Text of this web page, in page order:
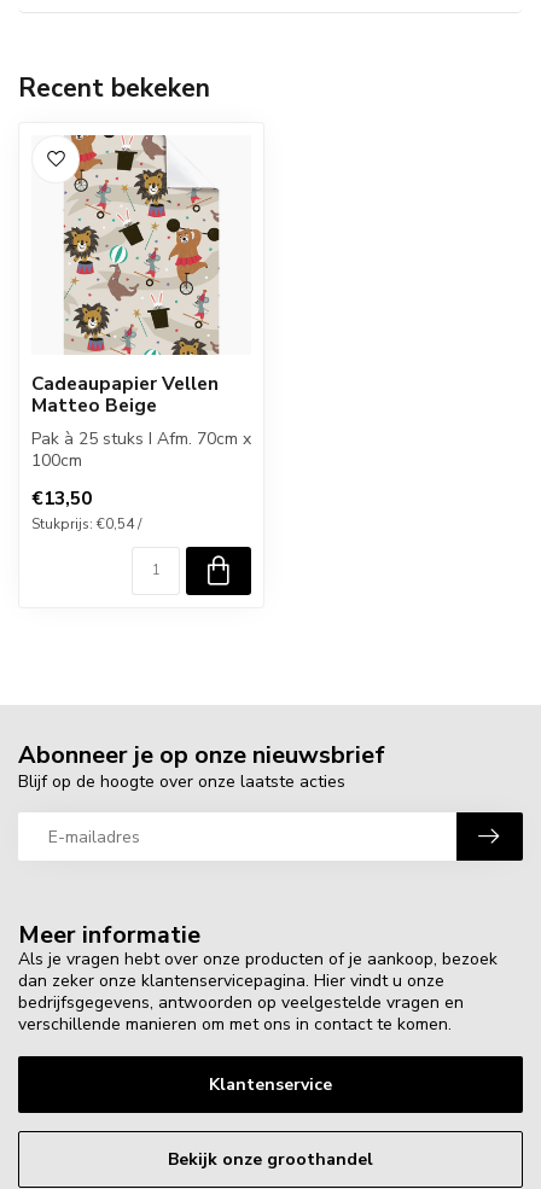
Recent bekeken
Cadeaupapier Vellen
Matteo Beige
Pak à 25 stuks I Afm. 70cm x
100cm
€13,50
Stukprijs: €0,54 /
Meer informatie
Als je vragen hebt over onze producten of je aankoop, bezoek
dan zeker onze klantenservicepagina. Hier vindt u onze
bedrijfsgegevens, antwoorden op veelgestelde vragen en
verschillende manieren om met ons in contact te komen.
Klantenservice
Bekijk onze groothandel
Abonneer je op onze nieuwsbrief
Blijf op de hoogte over onze laatste acties